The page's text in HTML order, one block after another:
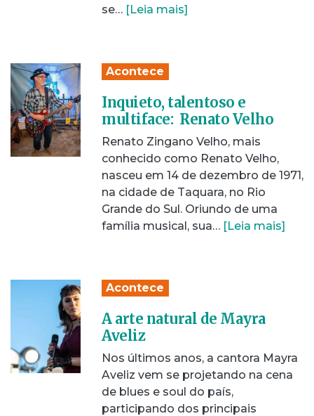
se… [Leia mais]
Acontece
Inquieto, talentoso e
multiface: Renato Velho
Renato Zingano Velho, mais
conhecido como Renato Velho,
nasceu em 14 de dezembro de 1971,
na cidade de Taquara, no Rio
Grande do Sul. Oriundo de uma
família musical, sua… [Leia mais]
Acontece
A arte natural de Mayra
Aveliz
Nos últimos anos, a cantora Mayra
Aveliz vem se projetando na cena
de blues e soul do país,
participando dos principais